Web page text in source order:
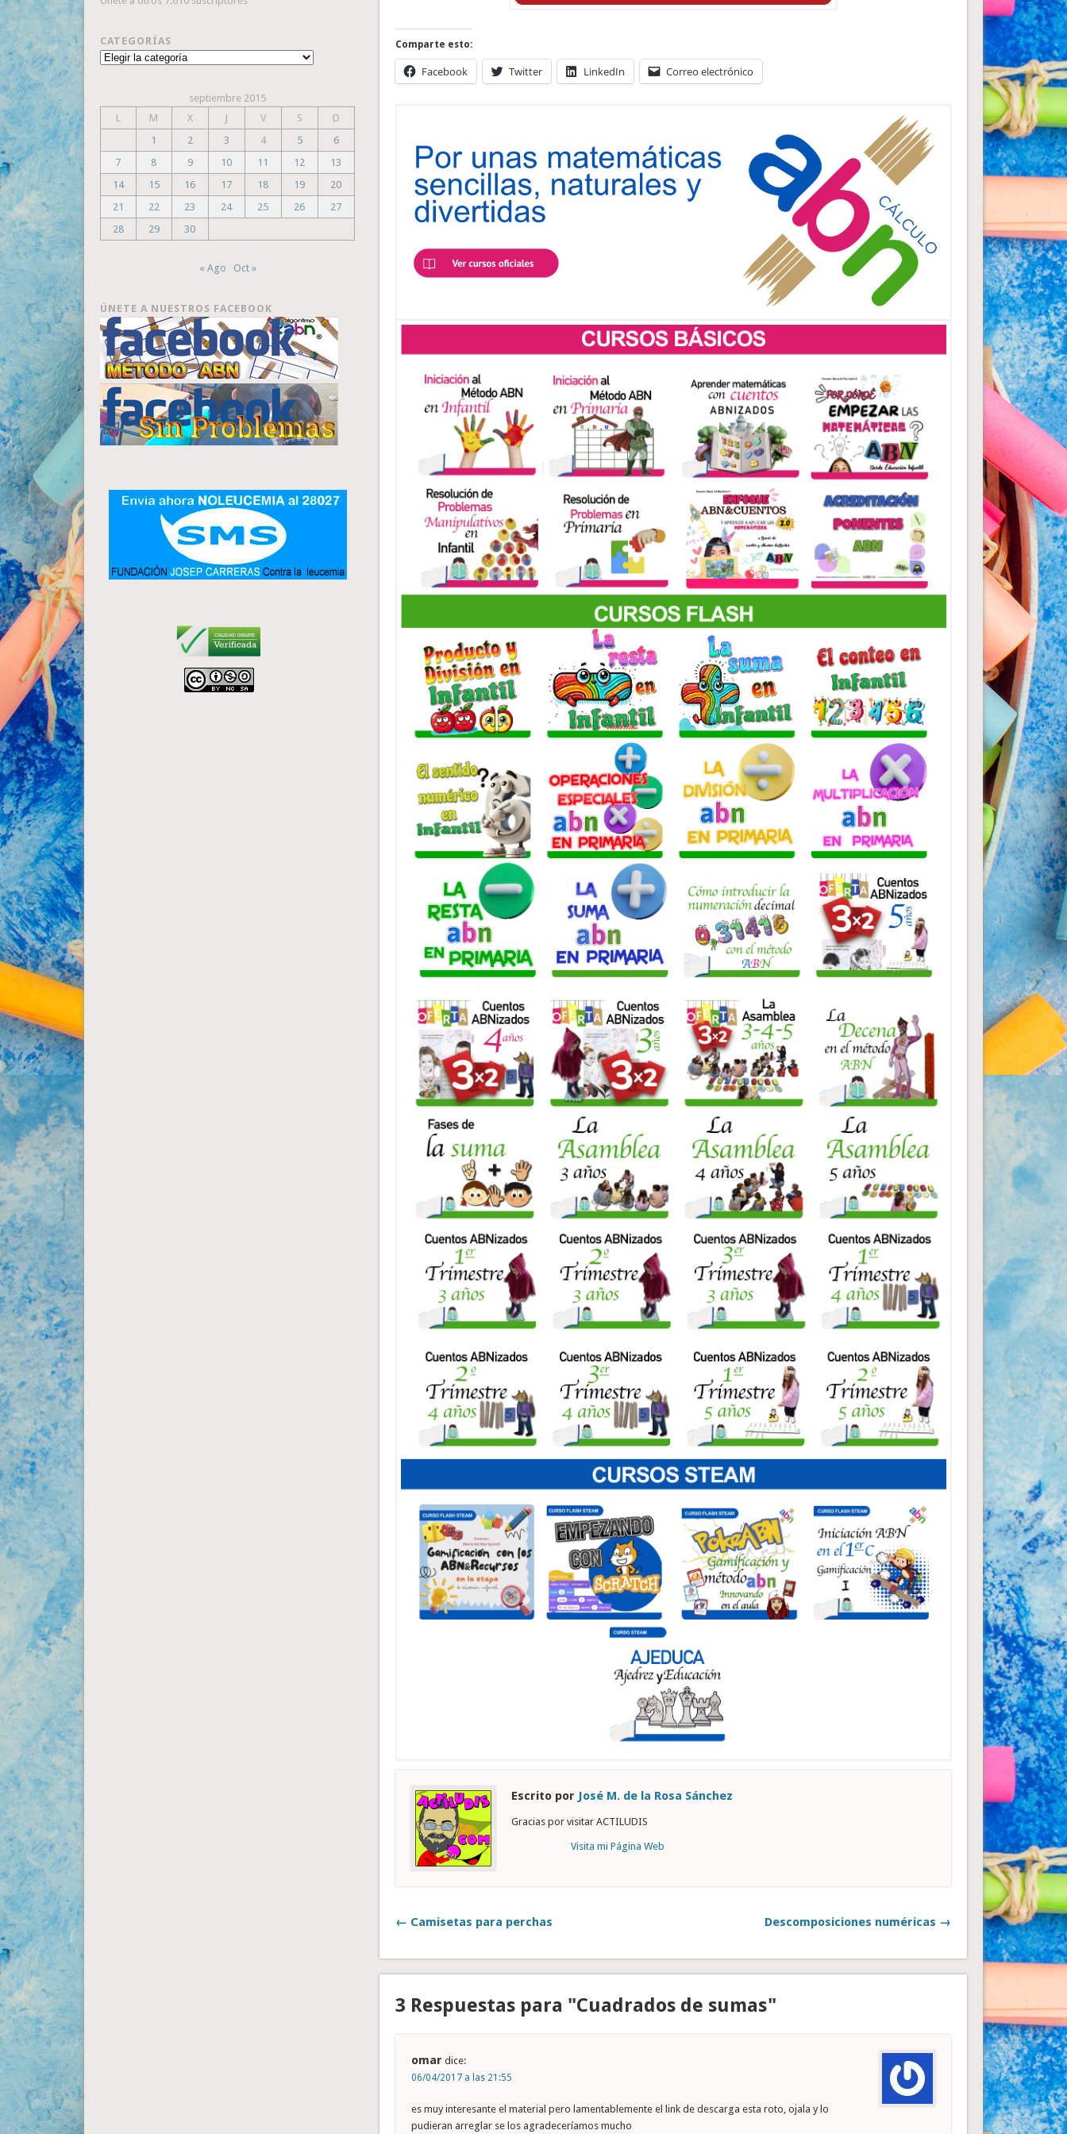
Comparte esto:
Facebook Twitter LinkedIn Correo electrónico
Escrito por José M. de la Rosa Sánchez
Gracias por visitar ACTILUDIS
Visita mi Página Web
← Camisetas para perchas Descomposiciones numéricas →
3 Respuestas para "Cuadrados de sumas"
omar dice:
06/04/2017 a las 21:55
es muy interesante el material pero lamentablemente el link de descarga esta roto, ojala y lo
pudieran arreglar se los agradeceríamos mucho
CATEGORÍAS
Categorías
septiembre 2015
L
M X J V S
D
1
2 3 4 5
6
7
8 9 10 11 12
13
14
15 16 17 18 19
20
21
22 23 24 25 26
27
28
29 30
« Ago Oct »
ÚNETE A NUESTROS FACEBOOK